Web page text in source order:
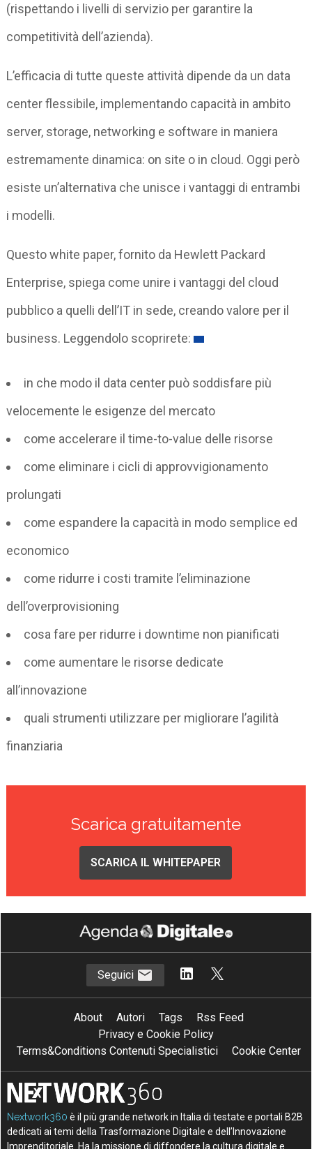
(rispettando i livelli di servizio per garantire la
competitività dell’azienda).
L’efficacia di tutte queste attività dipende da un data
center flessibile, implementando capacità in ambito
server, storage, networking e software in maniera
estremamente dinamica: on site o in cloud. Oggi però
esiste un’alternativa che unisce i vantaggi di entrambi
i modelli.
Questo white paper, fornito da Hewlett Packard
Enterprise, spiega come unire i vantaggi del cloud
pubblico a quelli dell’IT in sede, creando valore per il
business. Leggendolo scoprirete:
in che modo il data center può soddisfare più
velocemente le esigenze del mercato
come accelerare il time-to-value delle risorse
come eliminare i cicli di approvvigionamento
prolungati
come espandere la capacità in modo semplice ed
economico
come ridurre i costi tramite l’eliminazione
dell’overprovisioning
cosa fare per ridurre i downtime non pianificati
come aumentare le risorse dedicate
all’innovazione
quali strumenti utilizzare per migliorare l’agilità
finanziaria
Scarica gratuitamente
SCARICA IL WHITEPAPER
Seguici
About Autori Tags
Rss Feed
Privacy e Cookie Policy
Terms&Conditions Contenuti Specialistici
Cookie Center
Nextwork360 è il più grande network in Italia di testate e portali B2B
dedicati ai temi della Trasformazione Digitale e dell’Innovazione
Imprenditoriale. Ha la missione di diffondere la cultura digitale e